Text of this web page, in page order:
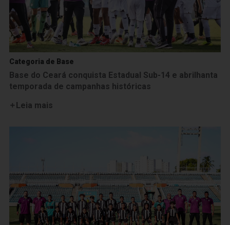
Categoria de Base
Base do Ceará conquista Estadual Sub-14 e abrilhanta
temporada de campanhas históricas
Leia mais